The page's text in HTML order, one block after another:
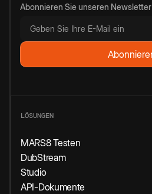
Abonnieren Sie unseren Newsletter
LÖSUNGEN
MARS8 Testen
DubStream
Studio
API-Dokumente